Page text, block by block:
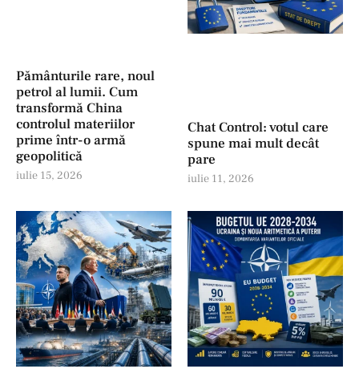
Pământurile rare, noul
petrol al lumii. Cum
transformă China
controlul materiilor
prime într-o armă
geopolitică
iulie 15, 2026
Chat Control: votul care
spune mai mult decât
pare
iulie 11, 2026